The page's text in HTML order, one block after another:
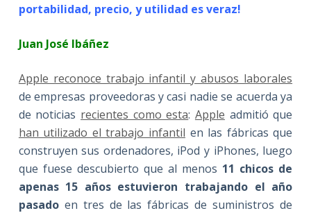
portabilidad, precio, y utilidad es veraz!
Juan José Ibáñez
Apple reconoce trabajo infantil y abusos laborales
de empresas proveedoras y casi nadie se acuerda ya
de noticias recientes como esta: Apple admitió que
han utilizado el trabajo infantil en las fábricas que
construyen sus ordenadores, iPod y iPhones, luego
que fuese descubierto que al menos 11 chicos de
apenas 15 años estuvieron trabajando el año
pasadoen tres de las fábricas de suministros de